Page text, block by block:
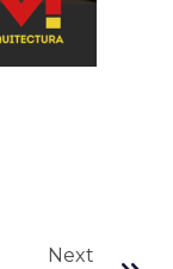
Next